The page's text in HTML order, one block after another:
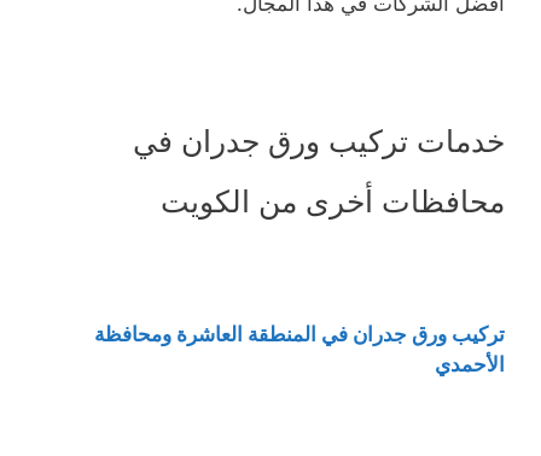
خدمات تركيب ورق جدران في
محافظات أخرى من الكويت
تركيب ورق جدران في المنطقة العاشرة ومحافظة
الأحمدي